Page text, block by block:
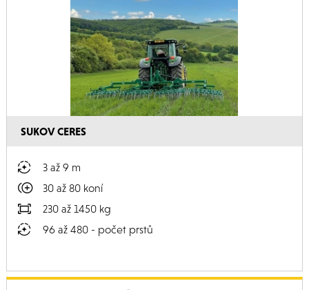
SUKOV CERES
3 až 9 m
30 až 80 koní
230 až 1450 kg
96 až 480 - počet prstů